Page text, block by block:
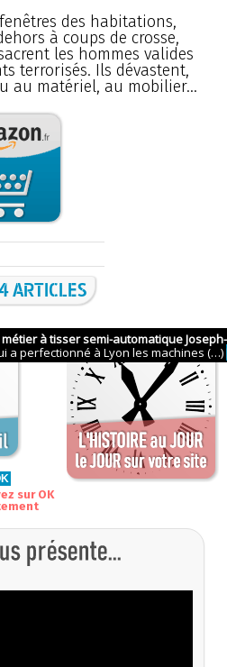
des habitations,
à coups de crosse,
les hommes valides
terrorisés. Ils dévastent,
au matériel, au mobilier...
ARTICLES
sur OK